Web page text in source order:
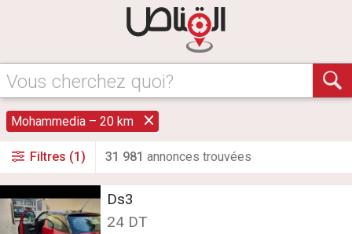
Vous cherchez quoi?
Mohammedia – 20 km
Filtres (1) 31 981 annonces trouvées
Ds3
24 DT